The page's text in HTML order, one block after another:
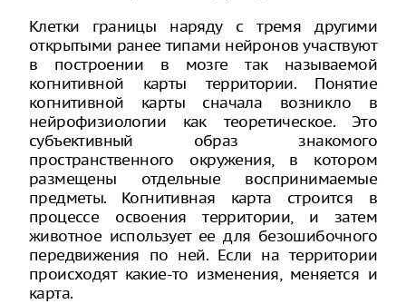
Клетки границы наряду с тремя другими
открытыми ранее типами нейронов участвуют
в построении в мозге так называемой
когнитивной карты территории. Понятие
когнитивной карты сначала возникло в
нейрофизиологии как теоретическое. Это
субъективный образ знакомого
пространственного окружения, в котором
размещены отдельные воспринимаемые
предметы. Когнитивная карта строится в
процессе освоения территории, и затем
животное использует ее для безошибочного
передвижения по ней. Если на территории
происходят какие-то изменения, меняется и
карта.